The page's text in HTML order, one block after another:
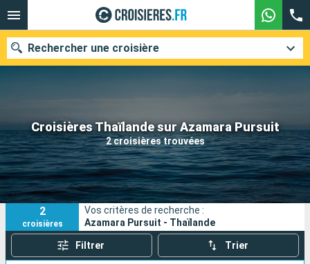
Croisières Thaïlande sur Azamara Pursuit
2 croisières trouvées
Rechercher une croisière
Nos destinations
Mois de départ
Ports Compagnies
Rechercher
2
croisières
Vos critères de recherche :
Azamara Pursuit - Thaïlande
Filtrer Trier